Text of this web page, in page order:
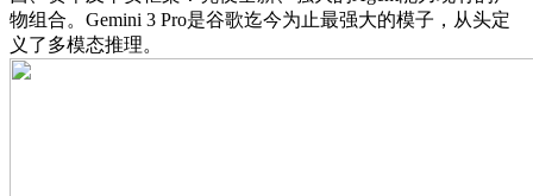
物组合。Gemini 3 Pro是谷歌迄今为止最强大的模子，从头定
义了多模态推理。